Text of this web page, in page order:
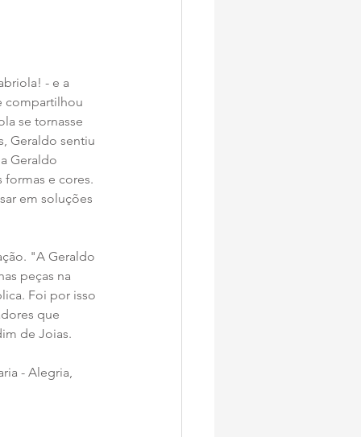
- e a
compartilhou
se tornasse
Geraldo sentiu
Geraldo
e cores.
em soluções
"A Geraldo
peças na
Foi por isso
que
de Joias.
- Alegria,